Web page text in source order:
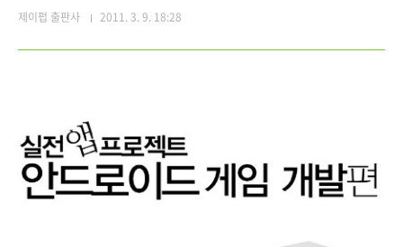
제이펍 출판사 2011. 3. 9. 18:28